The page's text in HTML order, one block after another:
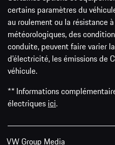
certains paramètres du
au roulement ou la résistance
météorologiques, des
conduite, peuvent faire varier
d’électricité, les émissions de
véhicule.
** Informations
électriques ici.
VW Group Media